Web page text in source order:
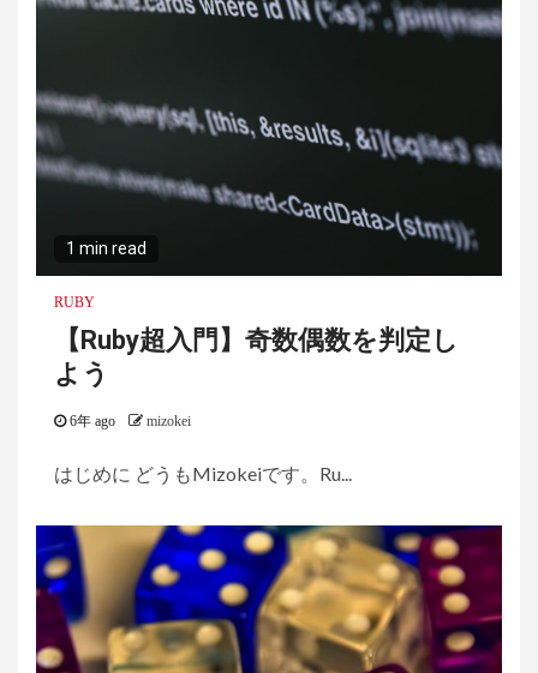
1 min read
RUBY
【Ruby超入門】奇数偶数を判定し
よう
6年 ago mizokei
はじめに どうもMizokeiです。Ru...